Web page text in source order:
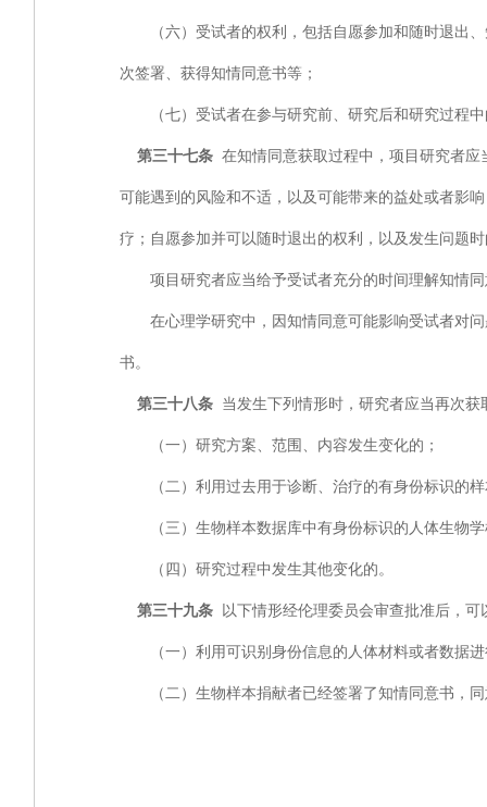
（六）受试者的权利，包括自愿参加和随时退出、
次签署、获得知情同意书等；
（七）受试者在参与研究前、研究后和研究过程中
第三十七条 在知情同意获取过程中，项目研究者
可能遇到的风险和不适，以及可能带来的益处或者影
疗；自愿参加并可以随时退出的权利，以及发生问题
项目研究者应当给予受试者充分的时间理解知情同
在心理学研究中，因知情同意可能影响受试者对问
书。
第三十八条 当发生下列情形时，研究者应当再次
（一）研究方案、范围、内容发生变化的；
（二）利用过去用于诊断、治疗的有身份标识的样
（三）生物样本数据库中有身份标识的人体生物学
（四）研究过程中发生其他变化的。
第三十九条 以下情形经伦理委员会审查批准后，
（一）利用可识别身份信息的人体材料或者数据进
（二）生物样本捐献者已经签署了知情同意书，同